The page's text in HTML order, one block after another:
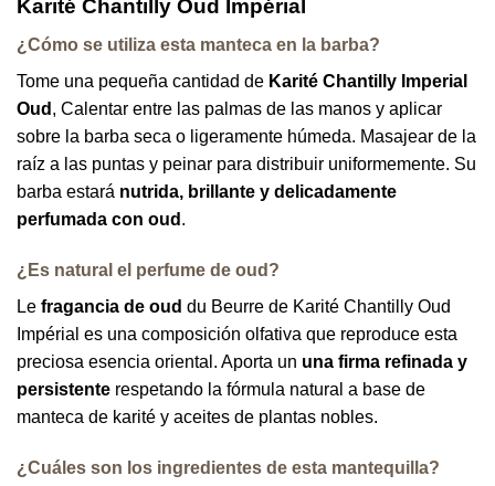
Karité Chantilly Oud Impérial
¿Cómo se utiliza esta manteca en la barba?
Tome una pequeña cantidad de Karité Chantilly Imperial
Oud , Calentar entre las palmas de las manos y aplicar
sobre la barba seca o ligeramente húmeda. Masajear de la
raíz a las puntas y peinar para distribuir uniformemente. Su
barba estará nutrida, brillante y delicadamente
perfumada con oud .
¿Es natural el perfume de oud?
Le fragancia de oud du Beurre de Karité Chantilly Oud
Impérial es una composición olfativa que reproduce esta
preciosa esencia oriental. Aporta un una firma refinada y
persistente respetando la fórmula natural a base de
manteca de karité y aceites de plantas nobles.
¿Cuáles son los ingredientes de esta mantequilla?